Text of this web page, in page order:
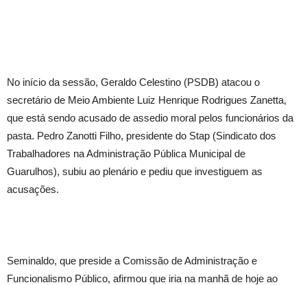
No início da sessão, Geraldo Celestino (PSDB) atacou o
secretário de Meio Ambiente Luiz Henrique Rodrigues Zanetta,
que está sendo acusado de assedio moral pelos funcionários da
pasta. Pedro Zanotti Filho, presidente do Stap (Sindicato dos
Trabalhadores na Administração Pública Municipal de
Guarulhos), subiu ao plenário e pediu que investiguem as
acusações.
Seminaldo, que preside a Comissão de Administração e
Funcionalismo Público, afirmou que iria na manhã de hoje ao